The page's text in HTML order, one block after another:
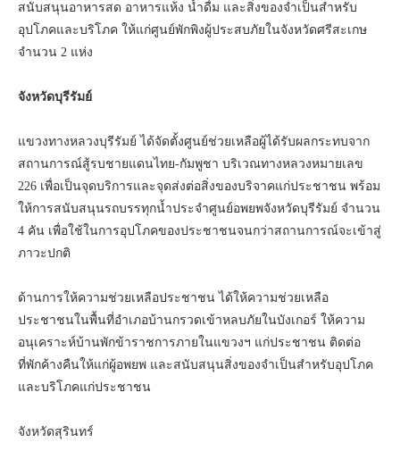
สนับสนุนอาหารสด อาหารแห้ง น้ำดื่ม และสิ่งของจำเป็นสำหรับ
อุปโภคและบริโภค ให้แก่ศูนย์พักพิงผู้ประสบภัยในจังหวัดศรีสะเกษ
จำนวน 2 แห่ง
จังหวัดบุรีรัมย์
แขวงทางหลวงบุรีรัมย์ ได้จัดตั้งศูนย์ช่วยเหลือผู้ได้รับผลกระทบจาก
สถานการณ์สู้รบชายแดนไทย-กัมพูชา บริเวณทางหลวงหมายเลข
226 เพื่อเป็นจุดบริการและจุดส่งต่อสิ่งของบริจาคแก่ประชาชน พร้อม
ให้การสนับสนุนรถบรรทุกน้ำประจำศูนย์อพยพจังหวัดบุรีรัมย์ จำนวน
4 คัน เพื่อใช้ในการอุปโภคของประชาชนจนกว่าสถานการณ์จะเข้าสู่
ภาวะปกติ
ด้านการให้ความช่วยเหลือประชาชน ได้ให้ความช่วยเหลือ
ประชาชนในพื้นที่อำเภอบ้านกรวดเข้าหลบภัยในบังเกอร์ ให้ความ
อนุเคราะห์บ้านพักข้าราชการภายในแขวงฯ แก่ประชาชน ติดต่อ
ที่พักค้างคืนให้แก่ผู้อพยพ และสนับสนุนสิ่งของจำเป็นสำหรับอุปโภค
และบริโภคแก่ประชาชน
จังหวัดสุรินทร์